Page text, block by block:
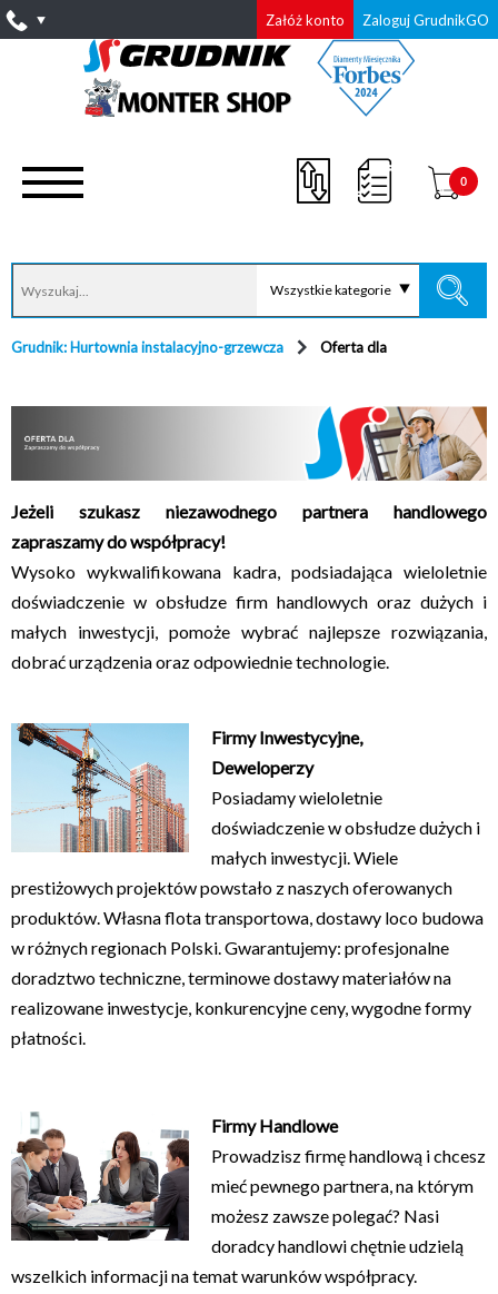
Załóż konto Zaloguj GrudnikGO
Wszystkie kategorie
0
Grudnik: Hurtownia instalacyjno-grzewcza Oferta dla
Jeżeli szukasz niezawodnego partnera handlowego
zapraszamy do współpracy!
Wysoko wykwalifikowana kadra, podsiadająca wieloletnie
doświadczenie w obsłudze firm handlowych oraz dużych i
małych inwestycji, pomoże wybrać najlepsze rozwiązania,
dobrać urządzenia oraz odpowiednie technologie.
Firmy Inwestycyjne,
Deweloperzy
Posiadamy wieloletnie
doświadczenie w obsłudze dużych i
małych inwestycji. Wiele
prestiżowych projektów powstało z naszych oferowanych
produktów. Własna flota transportowa, dostawy loco budowa
w różnych regionach Polski. Gwarantujemy: profesjonalne
doradztwo techniczne, terminowe dostawy materiałów na
realizowane inwestycje, konkurencyjne ceny, wygodne formy
płatności.
Firmy Handlowe
Prowadzisz firmę handlową i chcesz
mieć pewnego partnera, na którym
możesz zawsze polegać? Nasi
doradcy handlowi chętnieudzielą
wszelkich informacji na tematwarunków współpracy.